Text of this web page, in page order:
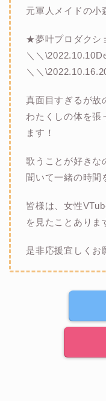
元軍人メイドの小
★夢叶プロダクシ
＼＼
＼＼
真面目すぎるが故
わたくしの体を張
ます！
歌うことが好きな
聞いて一緒の時間
皆様は、女性
を見たことありま
是非応援宜しくお